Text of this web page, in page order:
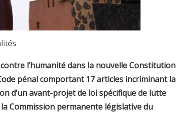
l’humanité dans la nouvelle Constitution
pénal comportant 17 articles incriminant la
d’un avant-projet de loi spécifique de lutte
Commission permanente législative du